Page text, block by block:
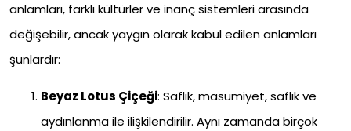
anlamları, farklı kültürler ve inanç sistemleri arasında
değişebilir, ancak yaygın olarak kabul edilen anlamları
şunlardır:
Beyaz Lotus Çiçeği: Saflık, masumiyet, saflık ve
aydınlanma ile ilişkilendirilir. Aynı zamanda birçok